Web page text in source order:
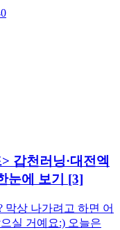
갑천러닝·대전엑
눈에 보기 [3]
막상 나가려고 하면 어
실 거예요:) 오늘은